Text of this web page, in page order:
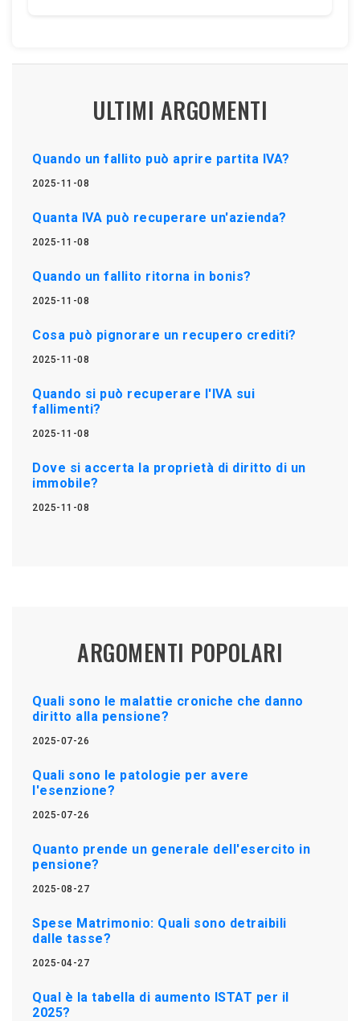
ULTIMI ARGOMENTI
Quando un fallito può aprire partita IVA?
2025-11-08
Quanta IVA può recuperare un'azienda?
2025-11-08
Quando un fallito ritorna in bonis?
2025-11-08
Cosa può pignorare un recupero crediti?
2025-11-08
Quando si può recuperare l'IVA sui
fallimenti?
2025-11-08
Dove si accerta la proprietà di diritto di un
immobile?
2025-11-08
ARGOMENTI POPOLARI
Quali sono le malattie croniche che danno
diritto alla pensione?
2025-07-26
Quali sono le patologie per avere
l'esenzione?
2025-07-26
Quanto prende un generale dell'esercito in
pensione?
2025-08-27
Spese Matrimonio: Quali sono detraibili
dalle tasse?
2025-04-27
Qual è la tabella di aumento ISTAT per il
2025?